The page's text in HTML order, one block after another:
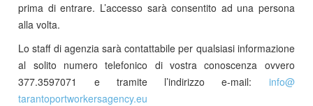
prima di entrare. L’accesso sarà consentito ad una persona
alla volta.
Lo staff di agenzia sarà contattabile per qualsiasi informazione
al solito numero telefonico di vostra conoscenza ovvero
377.3597071 e tramite l’indirizzo e-mail: info​@​
tarantoportworkersagency.eu